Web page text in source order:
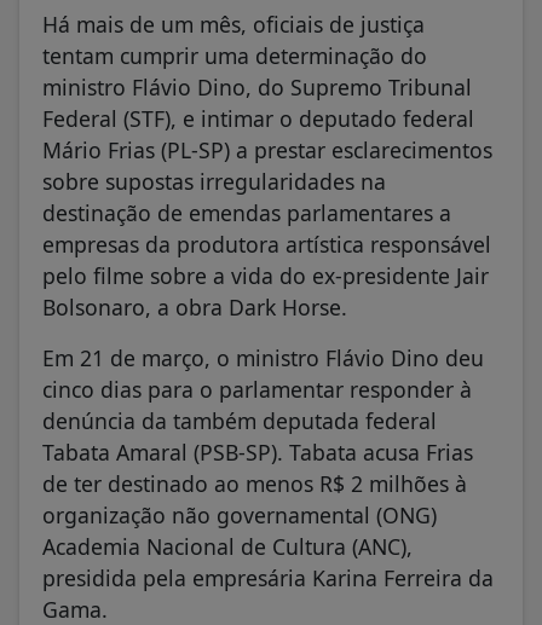
Há mais de um mês, oficiais de justiça
tentam cumprir uma determinação do
ministro Flávio Dino, do Supremo Tribunal
Federal (STF), e intimar o deputado federal
Mário Frias (PL-SP) a prestar esclarecimentos
sobre supostas irregularidades na
destinação de emendas parlamentares a
empresas da produtora artística responsável
pelo filme sobre a vida do ex-presidente Jair
Bolsonaro, a obra Dark Horse.
Em 21 de março, o ministro Flávio Dino deu
cinco dias para o parlamentar responder à
denúncia da também deputada federal
Tabata Amaral (PSB-SP). Tabata acusa Frias
de ter destinado ao menos R$ 2 milhões à
organização não governamental (ONG)
Academia Nacional de Cultura (ANC),
presidida pela empresária Karina Ferreira da
Gama.